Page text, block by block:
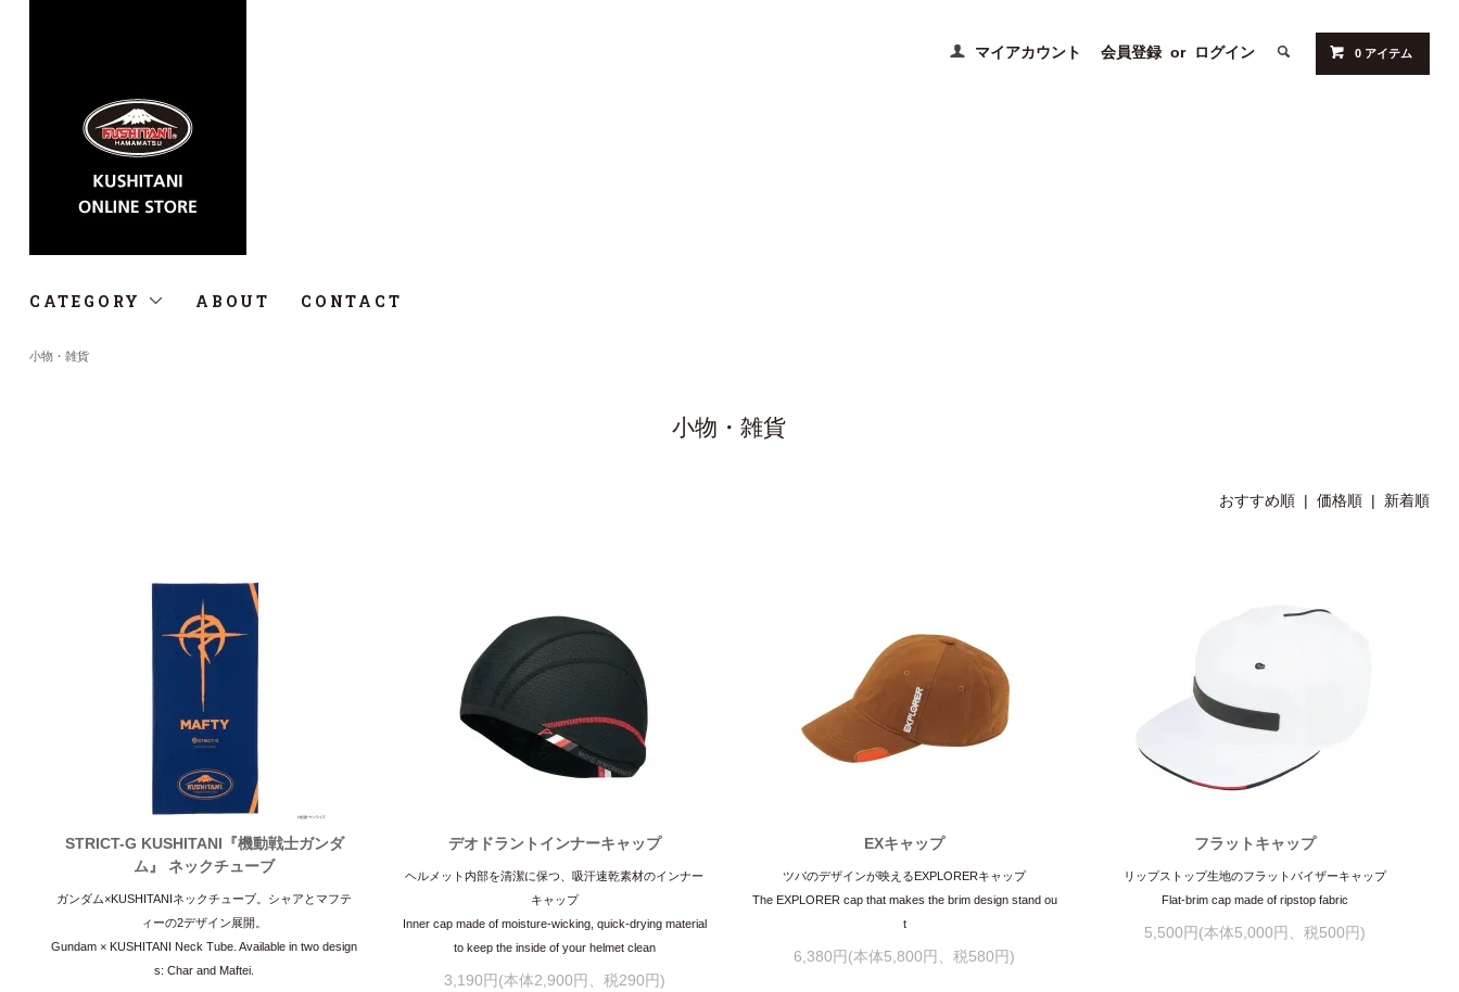
マイアカウント 会員登録 or ログイン 0 アイテム
CATEGORY ABOUT CONTACT
小物・雑貨
小物・雑貨
おすすめ順 |価格順 | 新着順
STRICT-G KUSHITANI『機動戦士ガンダ
ム』 ネックチューブ
ガンダム×KUSHITANIネックチューブ。シャアとマフテ
ィーの2デザイン展開。
Gundam × KUSHITANI Neck Tube. Available in two design
s: Char and Maftei.
デオドラントインナーキャップ
ヘルメット内部を清潔に保つ、吸汗速乾素材のインナー
キャップ
Inner cap made of moisture-wicking, quick-drying material
to keep the inside of your helmet clean
3,190円(本体2,900円、税290円)
EXキャップ
ツバのデザインが映えるEXPLORERキャップ
The EXPLORER cap that makes the brim design stand ou
t
6,380円(本体5,800円、税580円)
フラットキャップ
リップストップ生地のフラットバイザーキャップ
Flat-brim cap made of ripstop fabric
5,500円(本体5,000円、税500円)